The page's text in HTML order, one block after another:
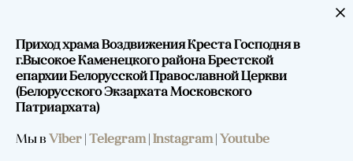
Приход храма Воздвижения Креста Господня в
г.Высокое Каменецкого района Брестской
епархии Белорусской Православной Церкви
(Белорусского Экзархата Московского
Патриархата)
Мы в Viber | Telegram| Instagram| Youtube